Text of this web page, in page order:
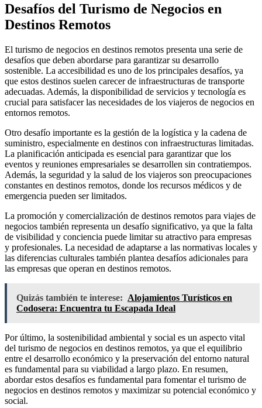
Desafíos del Turismo de Negocios en
Destinos Remotos
El turismo de negocios en destinos remotos presenta una serie de
desafíos que deben abordarse para garantizar su desarrollo
sostenible. La accesibilidad es uno de los principales desafíos, ya
que estos destinos suelen carecer de infraestructuras de transporte
adecuadas. Además, la disponibilidad de servicios y tecnología es
crucial para satisfacer las necesidades de los viajeros de negocios en
entornos remotos.
Otro desafío importante es la gestión de la logística y la cadena de
suministro, especialmente en destinos con infraestructuras limitadas.
La planificación anticipada es esencial para garantizar que los
eventos y reuniones empresariales se desarrollen sin contratiempos.
Además, la seguridad y la salud de los viajeros son preocupaciones
constantes en destinos remotos, donde los recursos médicos y de
emergencia pueden ser limitados.
La promoción y comercialización de destinos remotos para viajes de
negocios también representa un desafío significativo, ya que la falta
de visibilidad y conciencia puede limitar su atractivo para empresas
y profesionales. La necesidad de adaptarse a las normativas locales y
las diferencias culturales también plantea desafíos adicionales para
las empresas que operan en destinos remotos.
Quizás también te interese: Alojamientos Turísticos en
Codosera: Encuentra tu Escapada Ideal
Por último, la sostenibilidad ambiental y social es un aspecto vital
del turismo de negocios en destinos remotos, ya que el equilibrio
entre el desarrollo económico y la preservación del entorno natural
es fundamental para su viabilidad a largo plazo. En resumen,
abordar estos desafíos es fundamental para fomentar el turismo de
negocios en destinos remotos y maximizar su potencial económico y
social.